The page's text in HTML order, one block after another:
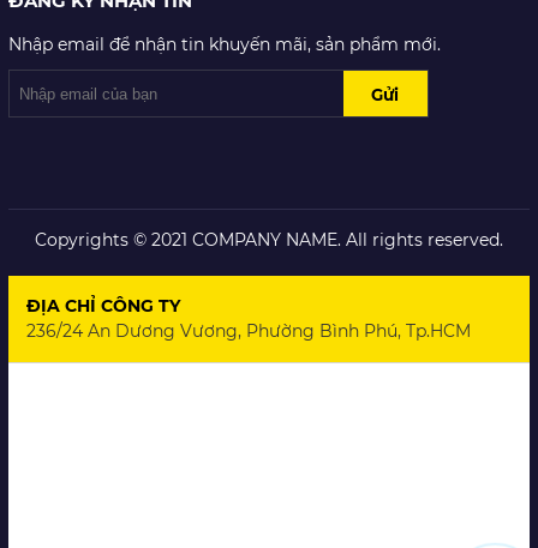
Nhập email để nhận tin khuyến mãi, sản phẩm mới.
Copyrights © 2021 COMPANY NAME. All rights reserved.
ĐỊA CHỈ CÔNG TY
236/24 An Dương Vương, Phường Bình Phú, Tp.HCM